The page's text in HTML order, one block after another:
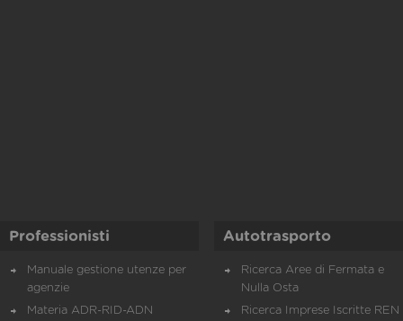
Professionisti
Manuale gestione utenze per
agenzie
Materia ADR-RID-ADN
Autotrasporto
Ricerca Aree di Fermata e
Nulla Osta
Ricerca Imprese Iscritte REN